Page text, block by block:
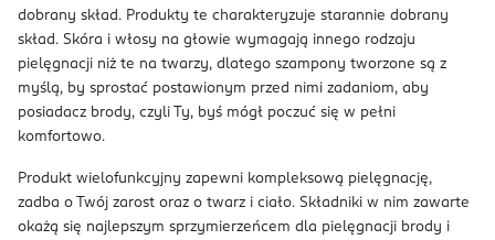
dobrany skład. Produkty te charakteryzuje starannie dobrany
skład. Skóra i włosy na głowie wymagają innego rodzaju
pielęgnacji niż te na twarzy, dlatego szampony tworzone są z
myślą, by sprostać postawionym przed nimi zadaniom, aby
posiadacz brody, czyli Ty, byś mógł poczuć się w pełni
komfortowo.
Produkt wielofunkcyjny zapewni kompleksową pielęgnację,
zadba o Twój zarost oraz o twarz i ciało. Składniki w nim zawarte
okażą się najlepszym sprzymierzeńcem dla pielęgnacji brody i